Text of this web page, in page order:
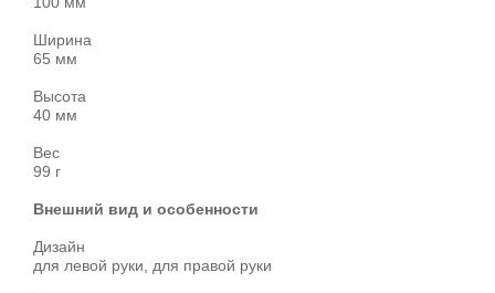
Ширина
65 мм
Высота
40 мм
Вес
99 г
Внешний вид и особенности
Дизайн
для левой руки, для правой руки